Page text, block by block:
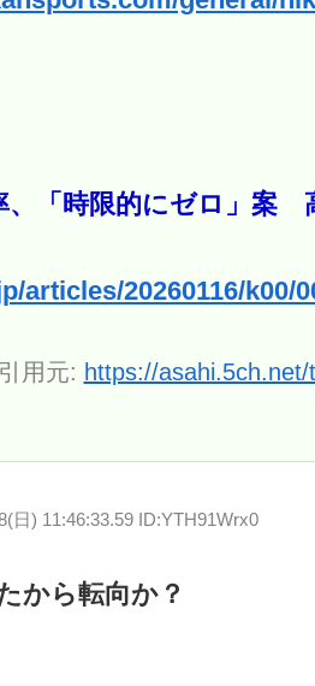
、「時限的にゼロ」案
articles/20260116/k00/
引用元: https://
日) 11:46:33.59 ID:YTH91Wrx0
から転向か？